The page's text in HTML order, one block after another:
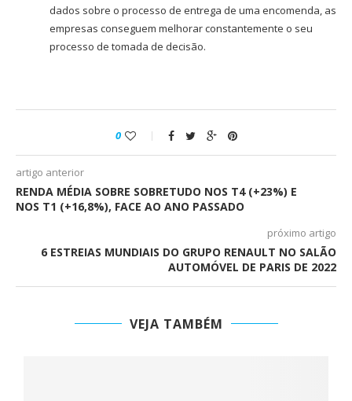
dados sobre o processo de entrega de uma encomenda, as
empresas conseguem melhorar constantemente o seu
processo de tomada de decisão.
0
artigo anterior
RENDA MÉDIA SOBRE SOBRETUDO NOS T4 (+23%) E
NOS T1 (+16,8%), FACE AO ANO PASSADO
próximo artigo
6 ESTREIAS MUNDIAIS DO GRUPO RENAULT NO SALÃO
AUTOMÓVEL DE PARIS DE 2022
VEJA TAMBÉM